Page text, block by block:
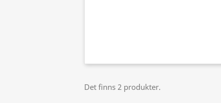
Det finns 2 produkter.